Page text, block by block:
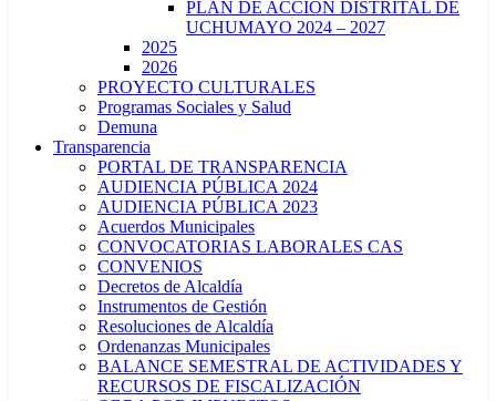
PLAN DE ACCIÓN DISTRITAL DE
UCHUMAYO 2024 – 2027
2025
2026
PROYECTO CULTURALES
Programas Sociales y Salud
Demuna
Transparencia
PORTAL DE TRANSPARENCIA
AUDIENCIA PÚBLICA 2024
AUDIENCIA PÚBLICA 2023
Acuerdos Municipales
CONVOCATORIAS LABORALES CAS
CONVENIOS
Decretos de Alcaldía
Instrumentos de Gestión
Resoluciones de Alcaldía
Ordenanzas Municipales
BALANCE SEMESTRAL DE ACTIVIDADES Y
RECURSOS DE FISCALIZACIÓN